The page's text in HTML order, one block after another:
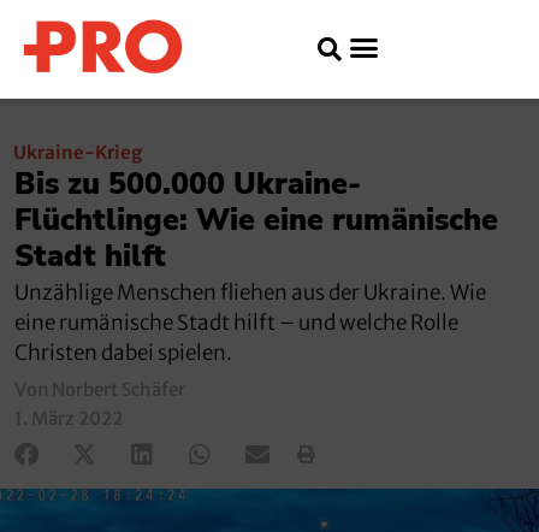
Ukraine-Krieg
Bis zu 500.000 Ukraine-
Flüchtlinge: Wie eine rumänische
Stadt hilft
Unzählige Menschen fliehen aus der Ukraine. Wie
eine rumänische Stadt hilft – und welche Rolle
Christen dabei spielen.
Von Norbert Schäfer
1. März 2022